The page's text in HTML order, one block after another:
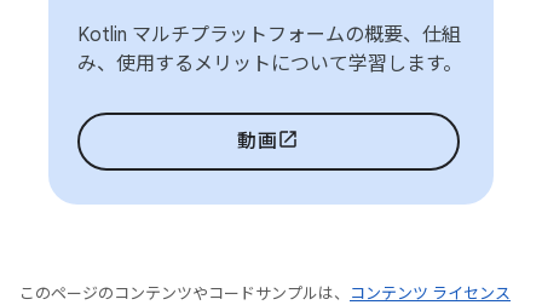
Kotlin マルチプラットフォームの概要、仕組
み、使用するメリットについて学習します。
動画
このページのコンテンツやコードサンプルは、
コンテンツ ライセンス